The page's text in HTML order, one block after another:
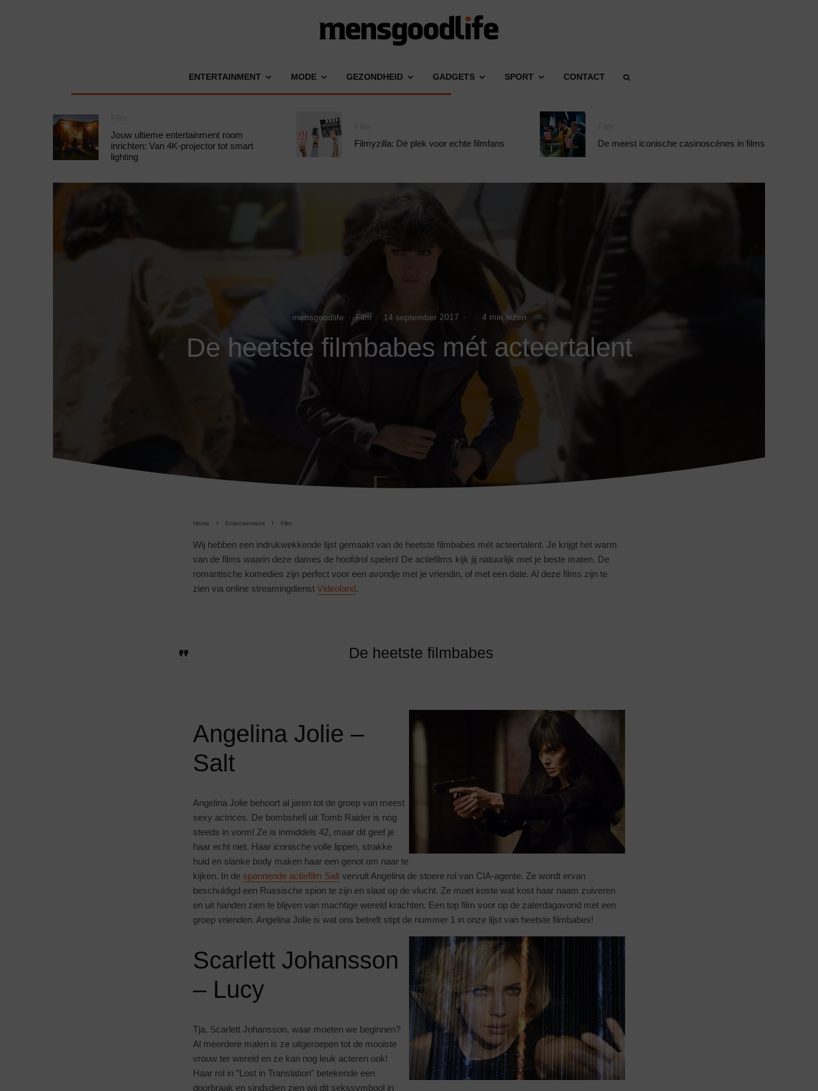
ENTERTAINMENT MODE GEZONDHEID GADGETS SPORT CONTACT
Jouw ultieme entertainment room
inrichten: Van 4K-projector tot smart
lighting
Filmyzilla: Dé plek voor echte filmfans De meest iconische casinoscènes in films
mensgoodlife · Film · 14 september 2017 · · 4 min lezen
De heetste filmbabes mét acteertalent
Home Entertainment Film
Wij hebben een indrukwekkende lijst gemaakt van de heetste filmbabes mét acteertalent. Je krijgt het warm
van de films waarin deze dames de hoofdrol spelen! De actiefilms kijk jij natuurlijk met je beste maten. De
romantische komedies zijn perfect voor een avondje met je vriendin, of met een date. Al deze films zijn te
zien via online streamingdienst Videoland.
De heetste filmbabes
Angelina Jolie –
Salt
Angelina Jolie behoort al jaren tot de groep van meest
sexy actrices. De bombshell uit Tomb Raider is nog
steeds in vorm! Ze is inmiddels 42, maar dit geef je
haar echt niet. Haar iconische volle lippen, strakke
huid en slanke body maken haar een genot om naar te
kijken. In de spannende actiefilm Salt vervult Angelina de stoere rol van CIA-agente. Ze wordt ervan
beschuldigd een Russische spion te zijn en slaat op de vlucht. Ze moet koste wat kost haar naam zuiveren
en uit handen zien te blijven van machtige wereld krachten. Een top film voor op de zaterdagavond met een
groep vrienden. Angelina Jolie is wat ons betreft stipt de nummer 1 in onze lijst van heetste filmbabes!
Scarlett Johansson
– Lucy
Tja, Scarlett Johansson, waar moeten we beginnen?
Al meerdere malen is ze uitgeroepen tot de mooiste
vrouw ter wereld en ze kan nog leuk acteren ook!
Haar rol in ”Lost in Translation” betekende een
doorbraak en sindsdien zien wij dit sekssymbool in